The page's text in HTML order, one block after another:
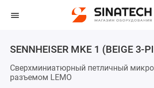
SENNHEISER MKE 1 (BEIGE 3-
Сверхминиатюрный петличный
разъемом LEMO